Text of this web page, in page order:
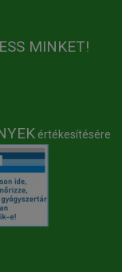
MINKET!
értékesítésére